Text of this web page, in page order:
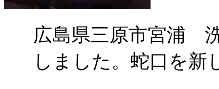
広島県三原市宮浦
しました。蛇口を新